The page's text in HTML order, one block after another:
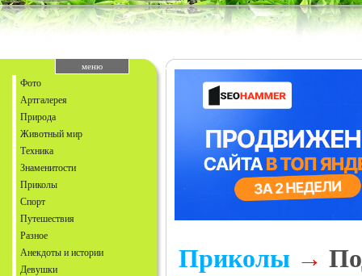
меню
Фото
Артгалерея
Природа
Животный мир
Техника
Знаменитости
Приколы
Спорт
Путешествия
Разное
Анекдоты и истории
Девушки
Приколы →